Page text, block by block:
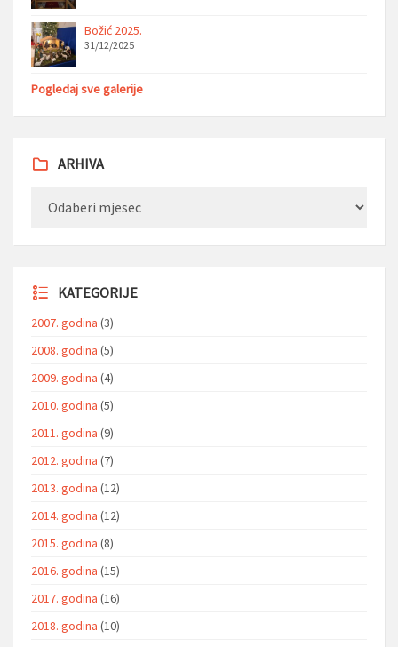
Božić 2025.
31/12/2025
Pogledaj sve galerije
ARHIVA
KATEGORIJE
2007. godina (3)
2008. godina (5)
2009. godina (4)
2010. godina (5)
2011. godina (9)
2012. godina (7)
2013. godina (12)
2014. godina (12)
2015. godina (8)
2016. godina (15)
2017. godina (16)
2018. godina (10)